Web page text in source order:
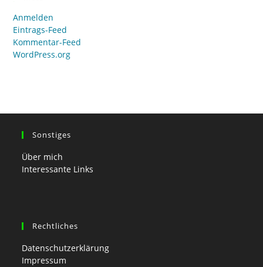
Anmelden
Eintrags-Feed
Kommentar-Feed
WordPress.org
Sonstiges
Über mich
Interessante Links
Rechtliches
Datenschutzerklärung
Impressum